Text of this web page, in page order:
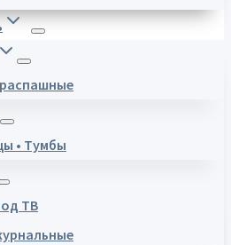
• Тумбы
ТВ